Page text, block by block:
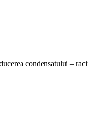
condensatului –